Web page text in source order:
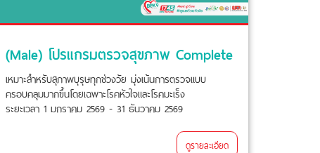
(Male) โปรแกรมตรวจสุขภาพ Complete
เหมาะสำหรับสุภาพบุรุษทุกช่วงวัย มุ่งเน้นการตรวจแบบ
ครอบคลุมมากขึ้นโดยเฉพาะโรคหัวใจและโรคมะเร็ง
ระยะเวลา 1 มกราคม 2569 - 31 ธันวาคม 2569
ดูรายละเอียด